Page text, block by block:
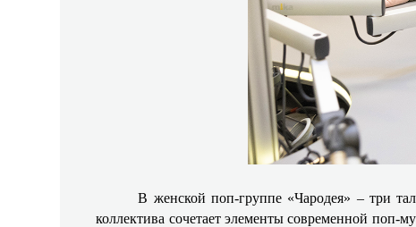
В женской поп-группе «Чародея» – три
коллектива сочетает элементы современной поп-